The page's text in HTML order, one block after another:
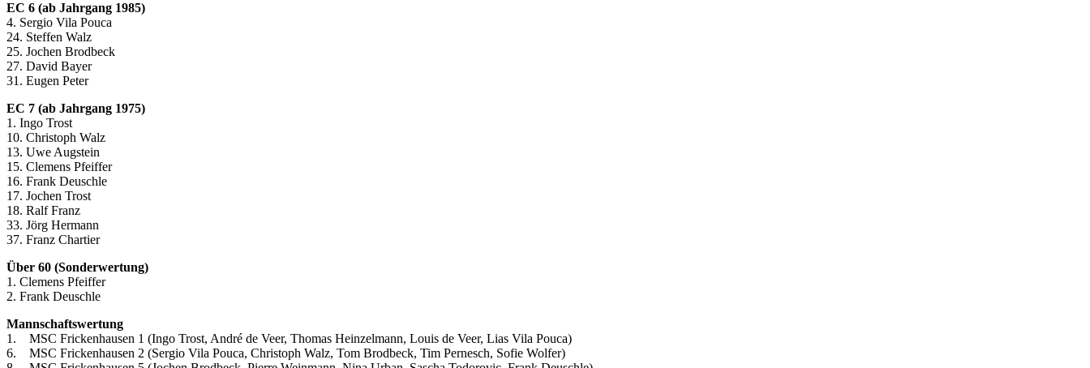
EC 6 (ab Jahrgang 1985)
4. Sergio Vila Pouca
24. Steffen Walz
25. Jochen Brodbeck
27. David Bayer
31. Eugen Peter
EC 7 (ab Jahrgang 1975)
1. Ingo Trost
10. Christoph Walz
13. Uwe Augstein
15. Clemens Pfeiffer
16. Frank Deuschle
17. Jochen Trost
18. Ralf Franz
33. Jörg Hermann
37. Franz Chartier
Über 60 (Sonderwertung)
1. Clemens Pfeiffer
2. Frank Deuschle
Mannschaftswertung
1. MSC Frickenhausen 1 (Ingo Trost, André de Veer, Thomas Heinzelmann, Louis de Veer, Lias Vila Pouca)
6. MSC Frickenhausen 2 (Sergio Vila Pouca, Christoph Walz, Tom Brodbeck, Tim Pernesch, Sofie Wolfer)